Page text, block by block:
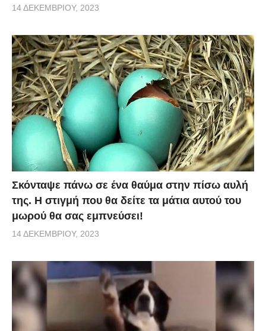
14 ΔΕΚΕΜΒΡΊΟΥ, 2023
Σκόνταψε πάνω σε ένα θαύμα στην πίσω αυλή
της. Η στιγμή που θα δείτε τα μάτια αυτού του
μωρού θα σας εμπνεύσει!
14 ΔΕΚΕΜΒΡΊΟΥ, 2023